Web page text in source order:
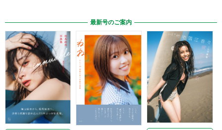
最新号のご案内